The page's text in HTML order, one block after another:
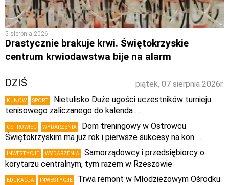
5 sierpnia 2026
Drastycznie brakuje krwi. Świętokrzyskie
centrum krwiodawstwa bije na alarm
piątek, 07 sierpnia 2026r.
DZIŚ
KUNÓW SPORT
Nietulisko Duże ugości uczestników turnieju
tenisowego zaliczanego do kalenda …
OSTROWIEC WYDARZENIA
Dom treningowy w Ostrowcu
Świętokrzyskim ma już rok i pierwsze sukcesy na kon …
INWESTYCJE WYDARZENIA
Samorządowcy i przedsiębiorcy o
korytarzu centralnym, tym razem w Rzeszowie
EDUKACJA INWESTYCJE
Trwa remont w Młodzieżowym Ośrodku